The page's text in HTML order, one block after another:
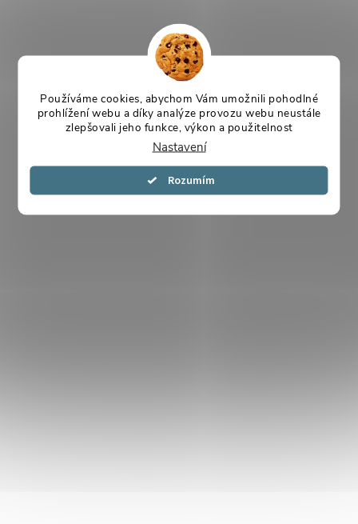
Používáme cookies, abychom Vám umožnili pohodlné
prohlížení webu a díky analýze provozu webu neustále
zlepšovali jeho funkce, výkon a použitelnost
Nastavení
Souhlasím